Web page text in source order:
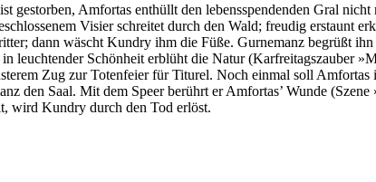
gestorben, Amfortas enthüllt den lebensspendenden Gral
Visier schreitet durch den Wald; freudig erstaunt
dann wäscht Kundry ihm die Füße. Gurnemanz begrüßt
leuchtender Schönheit erblüht die Natur (Karfreitagszauber
Zug zur Totenfeier für Titurel. Noch einmal soll
den Saal. Mit dem Speer berührt er Amfortas’ Wunde
wird Kundry durch den Tod erlöst.